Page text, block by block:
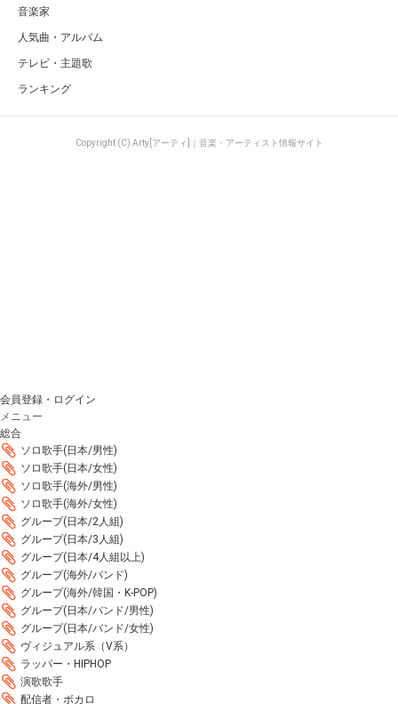
音楽家
人気曲・アルバム
テレビ・主題歌
ランキング
Copyright (C) Arty[アーティ]｜音楽・アーティスト情報サイト
会員登録・ログイン
メニュー
総合
ソロ歌手(日本/男性)
ソロ歌手(日本/女性)
ソロ歌手(海外/男性)
ソロ歌手(海外/女性)
グループ(日本/2人組)
グループ(日本/3人組)
グループ(日本/4人組以上)
グループ(海外/バンド)
グループ(海外/韓国・K-POP)
グループ(日本/バンド/男性)
グループ(日本/バンド/女性)
ヴィジュアル系（V系）
ラッパー・HIPHOP
演歌歌手
配信者・ボカロ